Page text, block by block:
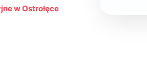
w Ostrołęce